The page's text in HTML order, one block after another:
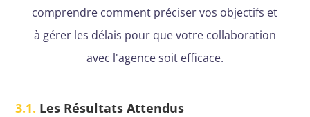
comprendre comment préciser vos objectifs et
à gérer les délais pour que votre collaboration
avec l'agence soit efficace.
3.1. Les Résultats Attendus